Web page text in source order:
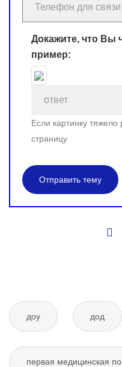
Докажите, что Вы
пример:
Если картинку тяжело
страницу
Отправить тему
доу дод
первая медицинская